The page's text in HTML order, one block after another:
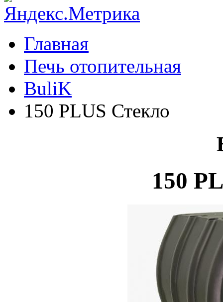
Главная
Печь отопительная
BuliK
150 PLUS Стекло
150